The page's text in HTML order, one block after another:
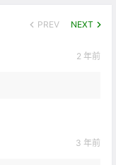
PREV NEXT
2 年前
3 年前